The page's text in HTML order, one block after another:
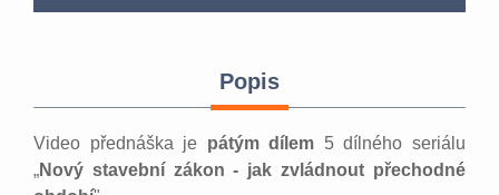
Popis
Video přednáška je pátým dílem 5 dílného seriálu
„Nový stavební zákon - jak zvládnout přechodné